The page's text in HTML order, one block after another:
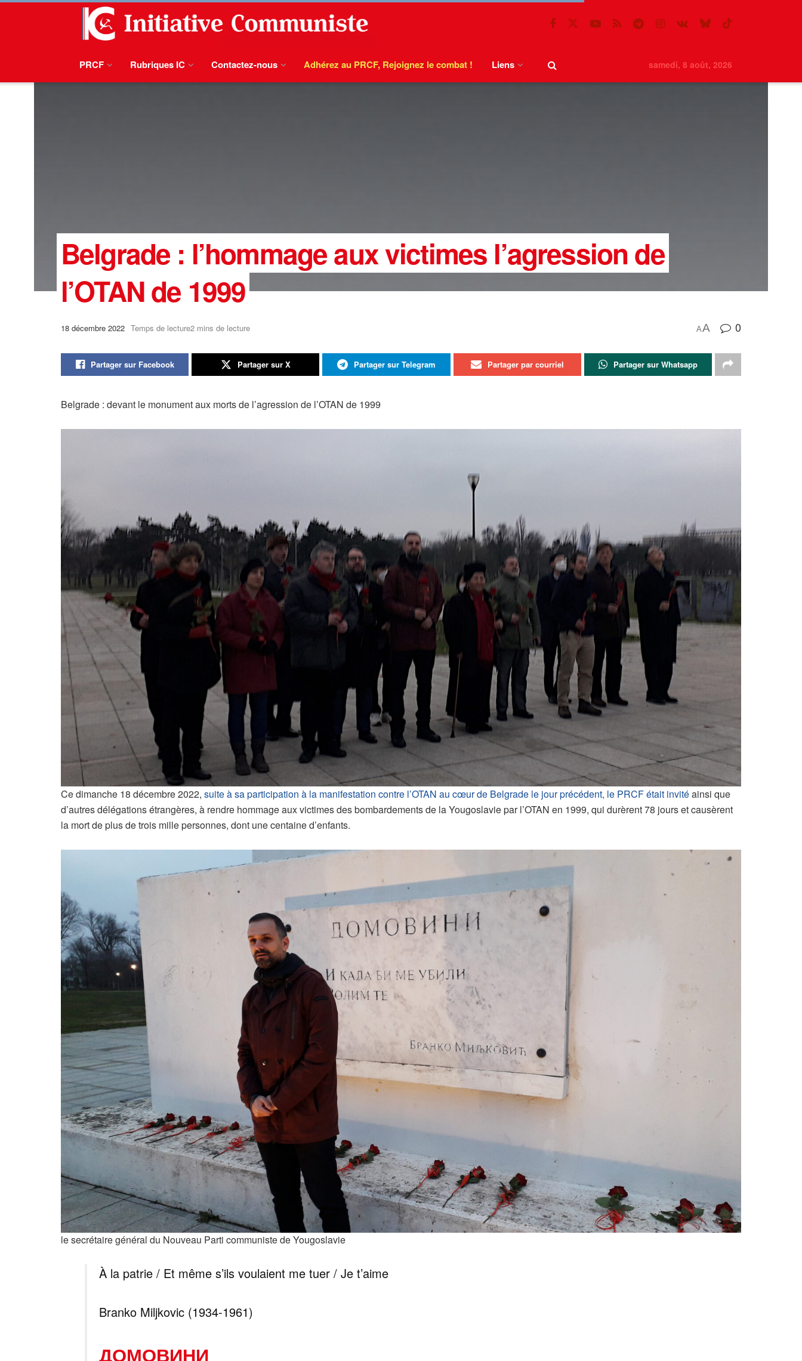
PRCF Rubriques IC Contactez-nous Adhérez au PRCF, Rejoignez le combat ! Liens samedi, 8 août, 2026
Belgrade : l’hommage aux victimes l’agression de
l’OTAN de 1999
18 décembre 2022 Temps de lecture2 mins de lecture AA 0
Partager sur Facebook Partager sur X Partager sur Telegram Partager par courriel Partager sur Whatsapp
Belgrade : devant le monument aux morts de l’agression de l’OTAN de 1999
Ce dimanche 18 décembre 2022, suite à sa participation à la manifestation contre l’OTAN au cœur de Belgrade le jour précédent, le PRCF était invitéainsi que
d’autres délégations étrangères, à rendre hommage aux victimes des bombardements de la Yougoslavie par l’OTAN en 1999, qui durèrent 78 jours et causèrent
la mort de plus de trois mille personnes, dont une centaine d’enfants.
le secrétaire général du Nouveau Parti communiste de Yougoslavie
À la patrie / Et même s’ils voulaient me tuer / Je t’aime
Branko Miljkovic (1934-1961)
ДОМОВИНИ